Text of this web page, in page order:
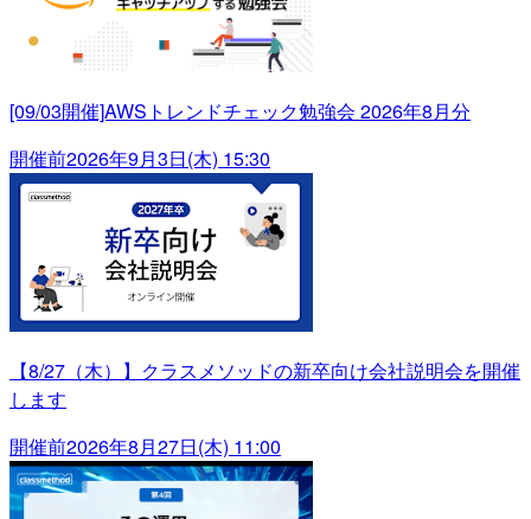
[09/03開催]AWSトレンドチェック勉強会 2026年8月分
開催前2026年9月3日(木) 15:30
【8/27（木）】クラスメソッドの新卒向け会社説明会を開催
します
開催前2026年8月27日(木) 11:00